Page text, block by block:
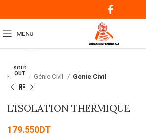
MENU
SOLD
OUT
Click to enlarge
Home Génie Civil Génie Civil
L’ISOLATION THERMIQUE
179.550DT